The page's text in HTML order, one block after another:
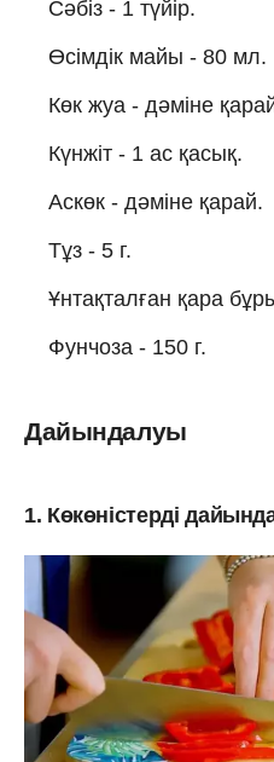
Сәбіз - 1 түйір.
Өсімдік майы - 80 мл.
Көк жуа - дәміне
Күнжіт - 1 ас қасық.
Аскөк - дәміне қарай.
Тұз - 5 г.
Ұнтақталған қара
Фунчоза - 150 г.
Дайындалуы
1. Көкөністерді